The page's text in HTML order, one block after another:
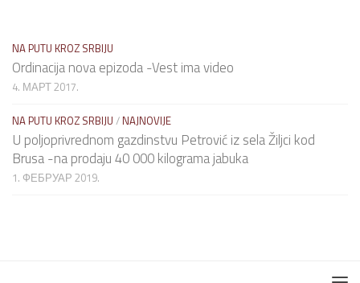
NA PUTU KROZ SRBIJU
Ordinacija nova epizoda -Vest ima video
4. МАРТ 2017.
NA PUTU KROZ SRBIJU / NAJNOVIJE
U poljoprivrednom gazdinstvu Petrović iz sela Žiljci kod
Brusa -na prodaju 40 000 kilograma jabuka
1. ФЕБРУАР 2019.